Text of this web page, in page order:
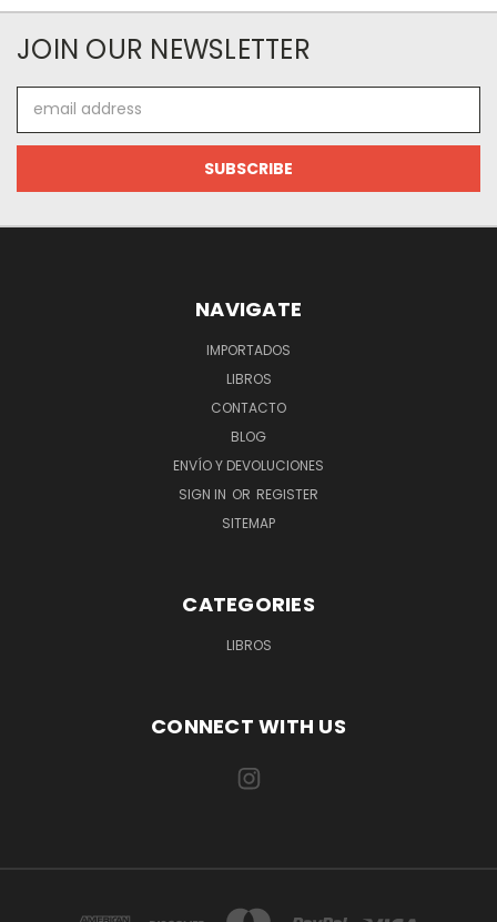
JOIN OUR NEWSLETTER
Address
NAVIGATE
IMPORTADOS
LIBROS
CONTACTO
BLOG
ENVÍO Y DEVOLUCIONES
SIGN IN OR REGISTER
SITEMAP
CATEGORIES
LIBROS
CONNECT WITH US